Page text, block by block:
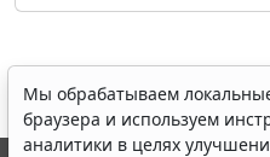
Мы обрабатываем
браузера и используем
аналитики в целях